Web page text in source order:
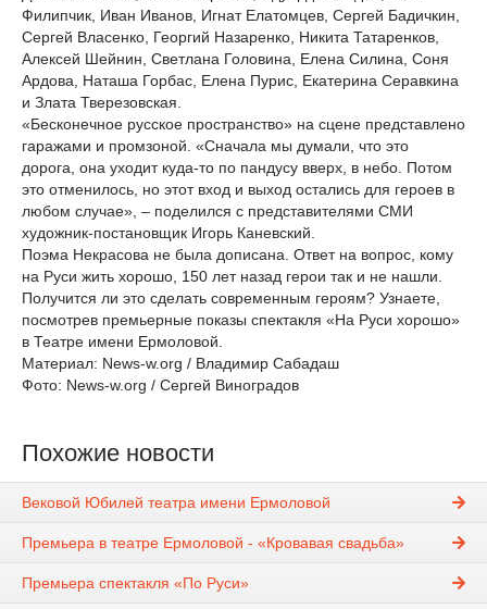
Филипчик, Иван Иванов, Игнат Елатомцев, Сергей Бадичкин,
Сергей Власенко, Георгий Назаренко, Никита Татаренков,
Алексей Шейнин, Светлана Головина, Елена Силина, Соня
Ардова, Наташа Горбас, Елена Пурис, Екатерина Серавкина
и Злата Тверезовская.
«Бесконечное русское пространство» на сцене представлено
гаражами и промзоной. «Сначала мы думали, что это
дорога, она уходит куда-то по пандусу вверх, в небо. Потом
это отменилось, но этот вход и выход остались для героев в
любом случае», – поделился с представителями СМИ
художник-постановщик Игорь Каневский.
Поэма Некрасова не была дописана. Ответ на вопрос, кому
на Руси жить хорошо, 150 лет назад герои так и не нашли.
Получится ли это сделать современным героям? Узнаете,
посмотрев премьерные показы спектакля «На Руси хорошо»
в Театре имени Ермоловой.
Материал: News-w.org / Владимир Сабадаш
Фото: News-w.org / Сергей Виноградов
Похожие новости
Вековой Юбилей театра имени Ермоловой
Премьера в театре Ермоловой - «Кровавая свадьба»
Премьера спектакля «По Руси»